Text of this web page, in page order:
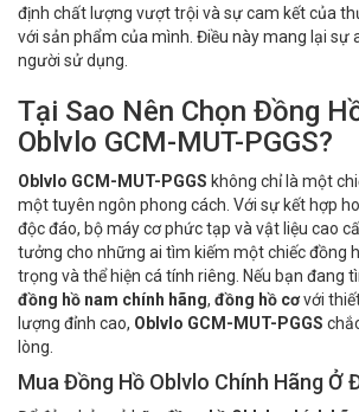
định chất lượng vượt trội và sự cam kết của
với sản phẩm của mình. Điều này mang lại sự
người sử dụng.
Tại Sao Nên Chọn Đồng
Oblvlo GCM-MUT-PGGS?
Oblvlo GCM-MUT-PGGS không chỉ là một
một tuyên ngôn phong cách. Với sự kết hợp
độc đáo, bộ máy cơ phức tạp và vật liệu cao
tưởng cho những ai tìm kiếm một chiếc đồng
trọng và thể hiện cá tính riêng. Nếu bạn đang
đồng hồ nam chính hãng, đồng hồ cơvới
lượng đỉnh cao, Oblvlo GCM-MUT-PGGS
lòng.
Mua Đồng Hồ Oblvlo Chính Hãng Ở